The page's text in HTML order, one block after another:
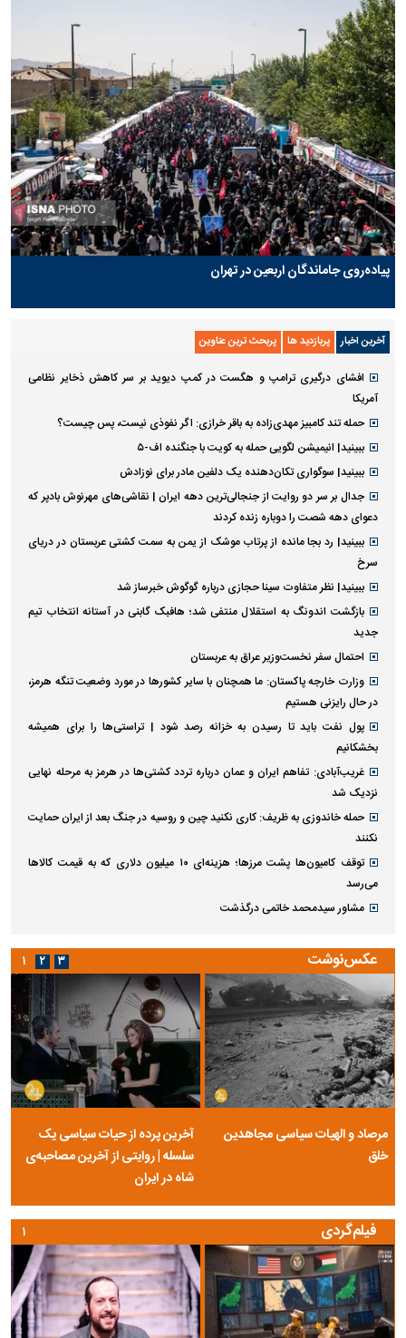
پیاده‌روی جاماندگان اربعین در تهران
آخرین اخبار پربازدید ها پربحث ترین عناوین
افشای درگیری ترامپ و هگست در کمپ دیوید بر سر کاهش ذخایر نظامی
آمریکا
حمله تند کامبیز مهدی‌زاده به باقر خرازی: اگر نفوذی نیست، پس چیست؟
ببینید| انیمیشن لگویی حمله به کویت با جنگنده اف-۵
ببینید| سوگواری تکان‌دهنده یک دلفین مادر برای نوزادش
جدال بر سر دو روایت از جنجالی‌ترین دهه ایران | نقاشی‌های مهرنوش بادپر که
دعوای دهه شصت را دوباره زنده کردند
ببینید| رد بجا مانده از پرتاب موشک از یمن به سمت کشتی عربستان در دریای
سرخ
ببینید| نظر متفاوت سینا حجازی درباره گوگوش خبرساز شد
بازگشت اندونگ به استقلال منتفی شد؛ هافبک گابنی در آستانه انتخاب تیم
جدید
احتمال سفر نخست‌وزیر عراق به عربستان
وزارت خارجه پاکستان: ما همچنان با سایر کشور‌ها در مورد وضعیت تنگه هرمز،
در حال رایزنی هستیم
پول نفت باید تا رسیدن به خزانه رصد شود | تراستی‌ها را برای همیشه
بخشکانیم
غریب‌آبادی: تفاهم ایران و عمان درباره تردد کشتی‌ها در هرمز به مرحله نهایی
نزدیک شد
حمله خاندوزی به ظریف: کاری نکنید چین و روسیه در جنگ بعد از ایران حمایت
نکنند
توقف کامیون‌ها پشت مرزها؛ هزینه‌ای ۱۰ میلیون دلاری که به قیمت کالاها
می‌رسد
مشاور سیدمحمد خاتمی درگذشت
عکس‌نوشت
مرصاد و الهیات سیاسی مجاهدین
خلق
آخرین پرده از حیات سیاسی یک
سلسله | روایتی از آخرین مصاحبه‌ی
شاه در ایران
۱ ۲ ۳
فیلم‌گردی ۱